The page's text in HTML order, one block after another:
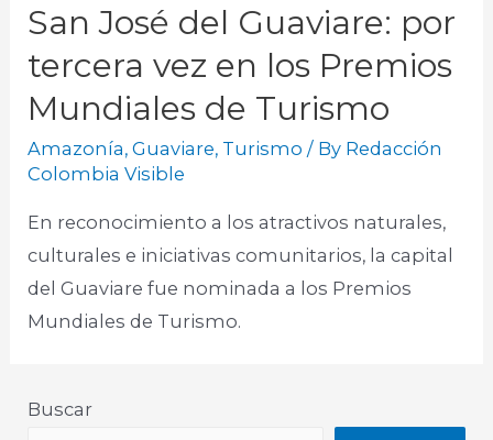
San José del Guaviare: por
tercera vez en los Premios
Mundiales de Turismo
Amazonía,Guaviare, Turismo / By Redacción
Colombia Visible
En reconocimiento a los atractivos naturales,
culturales e iniciativas comunitarios, la capital
del Guaviare fue nominada a los Premios
Mundiales de Turismo.
Buscar